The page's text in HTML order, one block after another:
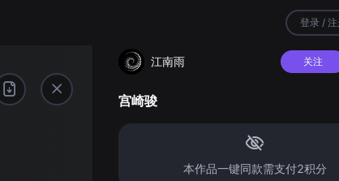
登录 /
江南雨 关注
宫崎骏
本作品一键同款需支付2积分